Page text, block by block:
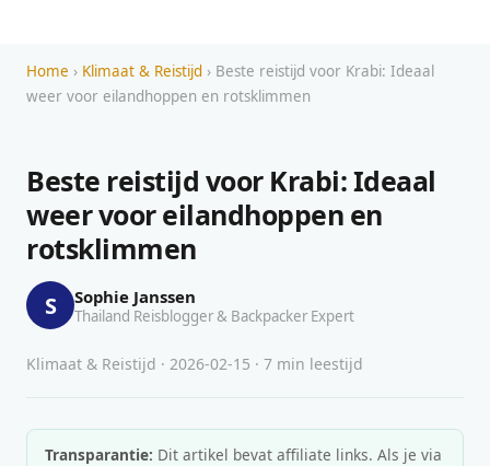
Home › Klimaat & Reistijd › Beste reistijd voor Krabi: Ideaal
weer voor eilandhoppen en rotsklimmen
Beste reistijd voor Krabi: Ideaal
weer voor eilandhoppen en
rotsklimmen
S Sophie Janssen
Thailand Reisblogger & Backpacker Expert
Klimaat & Reistijd · 2026-02-15 · 7 min leestijd
Transparantie: Dit artikel bevat affiliate links. Als je via